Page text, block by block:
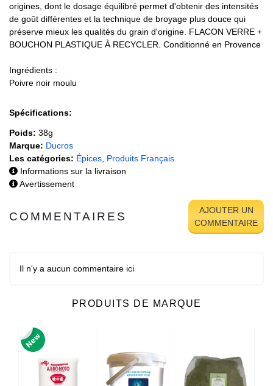
origines, dont le dosage équilibré permet d'obtenir des intensités
de goût différentes et la technique de broyage plus douce qui
préserve mieux les qualités du grain d'origine. FLACON VERRE +
BOUCHON PLASTIQUE À RECYCLER. Conditionné en Provence
Ingrédients :
Poivre noir moulu
Spécifications:
Poids: 38g
Marque: Ducros
Les catégories: Épices Produits Français
Informations sur la livraison
Avertissement
COMMENTAIRES
AJOUTER UN
COMMENTAIRE
Il n'y a aucun commentaire ici
PRODUITS DE MARQUE